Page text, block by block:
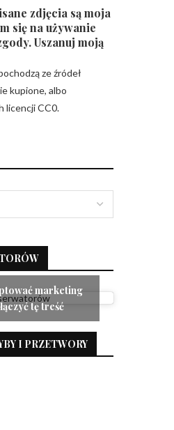
zdjęcia są moja
się na używanie
Uszanuj moją
ze źródeł
kupione, albo
licencji CC0.
marketing
tę treść
I PRZETWORY